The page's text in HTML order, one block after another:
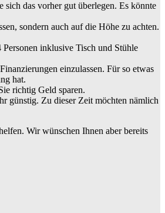
sich das vorher gut überlegen. Es könnte
sondern auch auf die Höhe zu achten.
inklusive Tisch und Stühle
einzulassen. Für so etwas
hat.
richtig Geld sparen.
günstig. Zu dieser Zeit möchten nämlich
Wir wünschen Ihnen aber bereits